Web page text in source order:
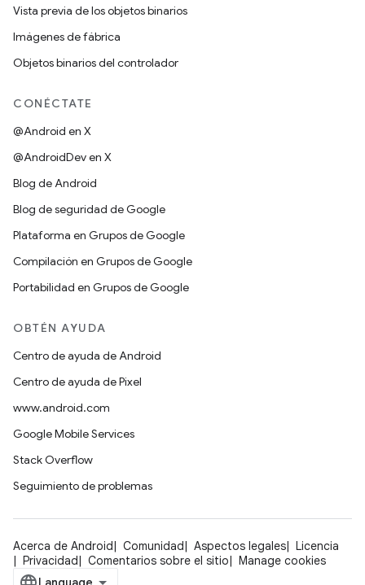
Vista previa de los objetos binarios
Imágenes de fábrica
Objetos binarios del controlador
CONÉCTATE
@Android en X
@AndroidDev en X
Blog de Android
Blog de seguridad de Google
Plataforma en Grupos de Google
Compilación en Grupos de Google
Portabilidad en Grupos de Google
OBTÉN AYUDA
Centro de ayuda de Android
Centro de ayuda de Pixel
www.android.com
Google Mobile Services
Stack Overflow
Seguimiento de problemas
Acerca de Android Comunidad Aspectos legales
Licencia
Privacidad
Comentarios sobre el sitio Manage cookies